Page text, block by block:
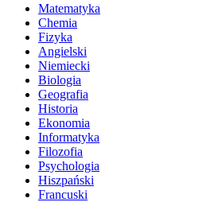
Matematyka
Chemia
Fizyka
Angielski
Niemiecki
Biologia
Geografia
Historia
Ekonomia
Informatyka
Filozofia
Psychologia
Hiszpański
Francuski